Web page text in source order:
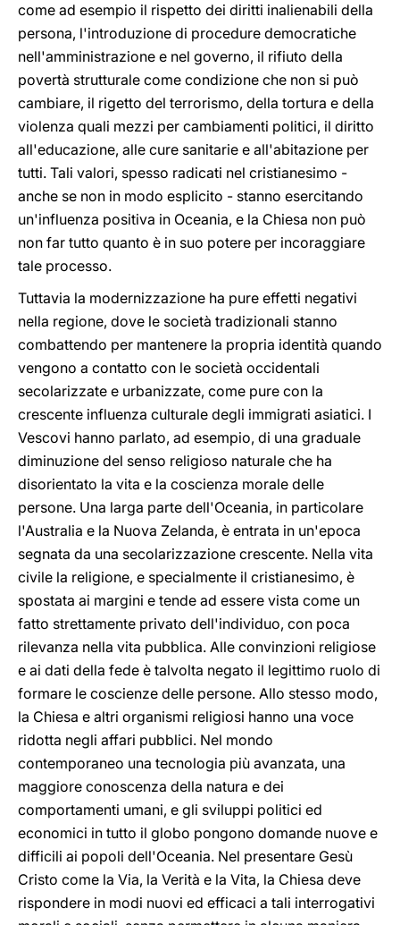
come ad esempio il rispetto dei diritti inalienabili della
persona, l'introduzione di procedure democratiche
nell'amministrazione e nel governo, il rifiuto della
povertà strutturale come condizione che non si può
cambiare, il rigetto del terrorismo, della tortura e della
violenza quali mezzi per cambiamenti politici, il diritto
all'educazione, alle cure sanitarie e all'abitazione per
tutti. Tali valori, spesso radicati nel cristianesimo -
anche se non in modo esplicito - stanno esercitando
un'influenza positiva in Oceania, e la Chiesa non può
non far tutto quanto è in suo potere per incoraggiare
tale processo.
Tuttavia la modernizzazione ha pure effetti negativi
nella regione, dove le società tradizionali stanno
combattendo per mantenere la propria identità quando
vengono a contatto con le società occidentali
secolarizzate e urbanizzate, come pure con la
crescente influenza culturale degli immigrati asiatici. I
Vescovi hanno parlato, ad esempio, di una graduale
diminuzione del senso religioso naturale che ha
disorientato la vita e la coscienza morale delle
persone. Una larga parte dell'Oceania, in particolare
l'Australia e la Nuova Zelanda, è entrata in un'epoca
segnata da una secolarizzazione crescente. Nella vita
civile la religione, e specialmente il cristianesimo, è
spostata ai margini e tende ad essere vista come un
fatto strettamente privato dell'individuo, con poca
rilevanza nella vita pubblica. Alle convinzioni religiose
e ai dati della fede è talvolta negato il legittimo ruolo di
formare le coscienze delle persone. Allo stesso modo,
la Chiesa e altri organismi religiosi hanno una voce
ridotta negli affari pubblici. Nel mondo
contemporaneo una tecnologia più avanzata, una
maggiore conoscenza della natura e dei
comportamenti umani, e gli sviluppi politici ed
economici in tutto il globo pongono domande nuove e
difficili ai popoli dell'Oceania. Nel presentare Gesù
Cristo come la Via, la Verità e la Vita, la Chiesa deve
rispondere in modi nuovi ed efficaci a tali interrogativi